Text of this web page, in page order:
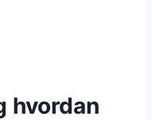
hvordan